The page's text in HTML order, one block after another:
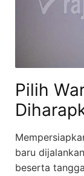
Pilih
baru
beserta